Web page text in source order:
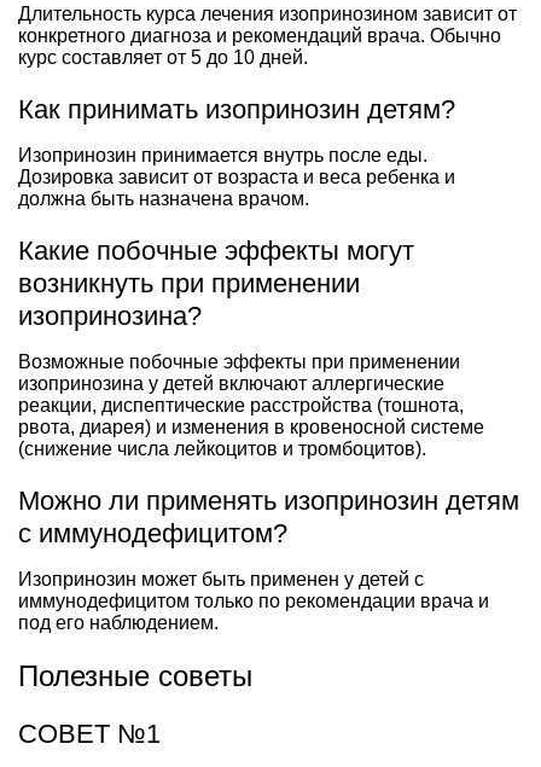
Длительность курса лечения изопринозином зависит от
конкретного диагноза и рекомендаций врача. Обычно
курс составляет от 5 до 10 дней.
Как принимать изопринозин детям?
Изопринозин принимается внутрь после еды.
Дозировка зависит от возраста и веса ребенка и
должна быть назначена врачом.
Какие побочные эффекты могут
возникнуть при применении
изопринозина?
Возможные побочные эффекты при применении
изопринозина у детей включают аллергические
реакции, диспептические расстройства (тошнота,
рвота, диарея) и изменения в кровеносной системе
(снижение числа лейкоцитов и тромбоцитов).
Можно ли применять изопринозин детям
с иммунодефицитом?
Изопринозин может быть применен у детей с
иммунодефицитом только по рекомендации врача и
под его наблюдением.
Полезные советы
СОВЕТ №1